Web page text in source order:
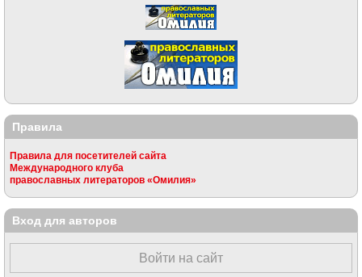
Правила
Правила для посетителей сайта
Международного клуба
православных литераторов «Омилия»
Вход для авторов
Войти на сайт